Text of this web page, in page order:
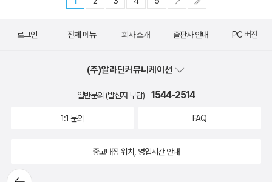
뒤로가
로그인 전체 메뉴 회사 소개 출판사 안내 PC 버전
(주)알라딘커뮤니케이션
일반문의 (발신자 부담) 1544-2514
1:1 문의 FAQ
중고매장 위치, 영업시간 안내